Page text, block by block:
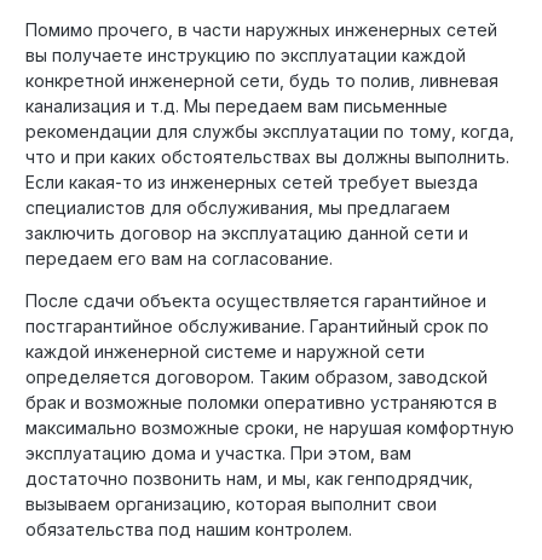
Помимо прочего, в части наружных инженерных сетей
вы получаете инструкцию по эксплуатации каждой
конкретной инженерной сети, будь то полив, ливневая
канализация и т.д. Мы передаем вам письменные
рекомендации для службы эксплуатации по тому, когда,
что и при каких обстоятельствах вы должны выполнить.
Если какая-то из инженерных сетей требует выезда
специалистов для обслуживания, мы предлагаем
заключить договор на эксплуатацию данной сети и
передаем его вам на согласование.
После сдачи объекта осуществляется гарантийное и
постгарантийное обслуживание. Гарантийный срок по
каждой инженерной системе и наружной сети
определяется договором. Таким образом, заводской
брак и возможные поломки оперативно устраняются в
максимально возможные сроки, не нарушая комфортную
эксплуатацию дома и участка. При этом, вам
достаточно позвонить нам, и мы, как генподрядчик,
вызываем организацию, которая выполнит свои
обязательства под нашим контролем.